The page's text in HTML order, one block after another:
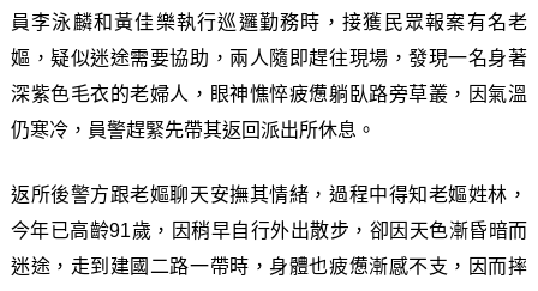
員李泳麟和黃佳樂執行巡邏勤務時，接獲民眾報案有名老
嫗，疑似迷途需要協助，兩人隨即趕往現場，發現一名身著
深紫色毛衣的老婦人，眼神憔悴疲憊躺臥路旁草叢，因氣溫
仍寒冷，員警趕緊先帶其返回派出所休息。
返所後警方跟老嫗聊天安撫其情緒，過程中得知老嫗姓林，
今年已高齡91歲，因稍早自行外出散步，卻因天色漸昏暗而
迷途，走到建國二路一帶時，身體也疲憊漸感不支，因而摔